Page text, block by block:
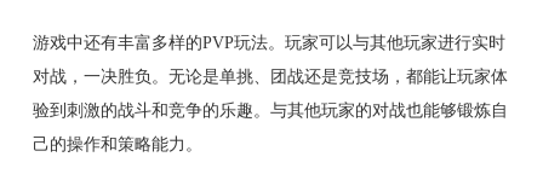
游戏中还有丰富多样的PVP玩法。玩家可以与其他玩家进行实时
对战，一决胜负。无论是单挑、团战还是竞技场，都能让玩家体
验到刺激的战斗和竞争的乐趣。与其他玩家的对战也能够锻炼自
己的操作和策略能力。